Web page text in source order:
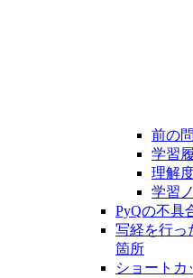
前の
学習
理解
学習
PyQの不具
写経を行っ
箇所
ショートカ